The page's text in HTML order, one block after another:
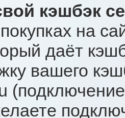
кэшбэк
на
даёт
вашего